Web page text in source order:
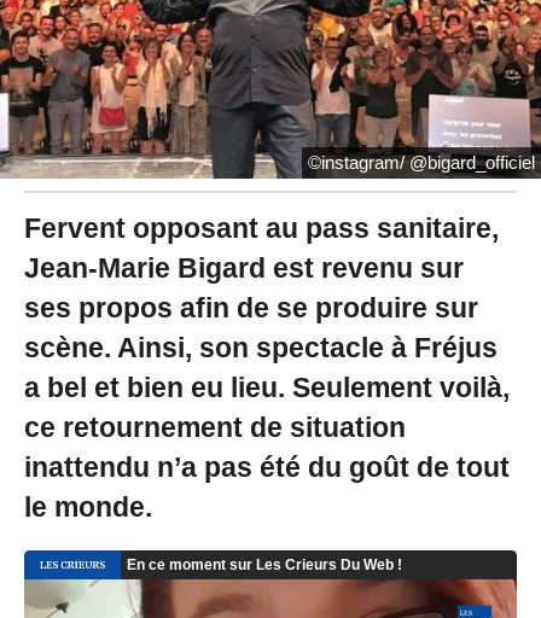
2
1
à
1
6
:
4
9
©instagram/ @bigard_officiel
Fervent opposant au pass sanitaire,
Jean-Marie Bigard est revenu sur
ses propos afin de se produire sur
scène. Ainsi, son spectacle à Fréjus
a bel et bien eu lieu. Seulement voilà,
ce retournement de situation
inattendu n’a pas été du goût de tout
le monde.